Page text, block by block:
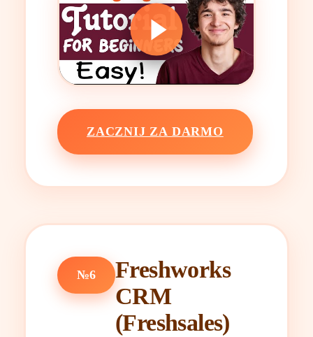
ZACZNIJ ZA DARMO
№6
Freshworks
CRM
(Freshsales)